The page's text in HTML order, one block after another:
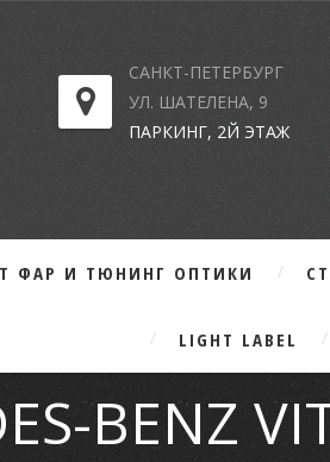
САНКТ-ПЕТЕРБУРГ
УЛ. ШАТЕЛЕНА, 9
ПАРКИНГ, 2Й ЭТАЖ
ФАР И ТЮНИНГ ОПТИКИ
LIGHT LABEL
BENZ